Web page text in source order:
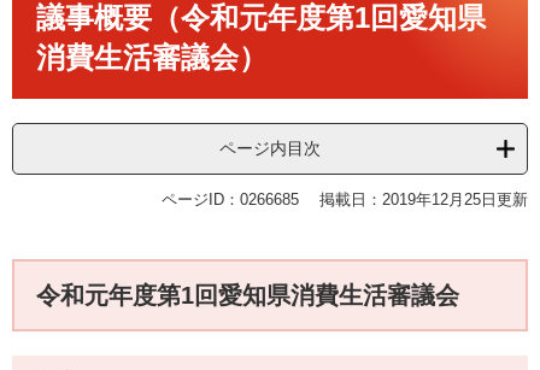
議事概要（令和元年度第1回愛知県
消費生活審議会）
ページ内目次
ページID：0266685 掲載日：2019年12月25日更新
令和元年度第1回愛知県消費生活審議会